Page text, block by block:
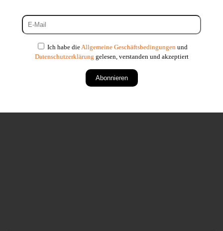
Ich habe die Allgemeine Geschäftsbedingungen und
Datenschutzerklärung gelesen, verstanden und akzeptiert
Abonnieren